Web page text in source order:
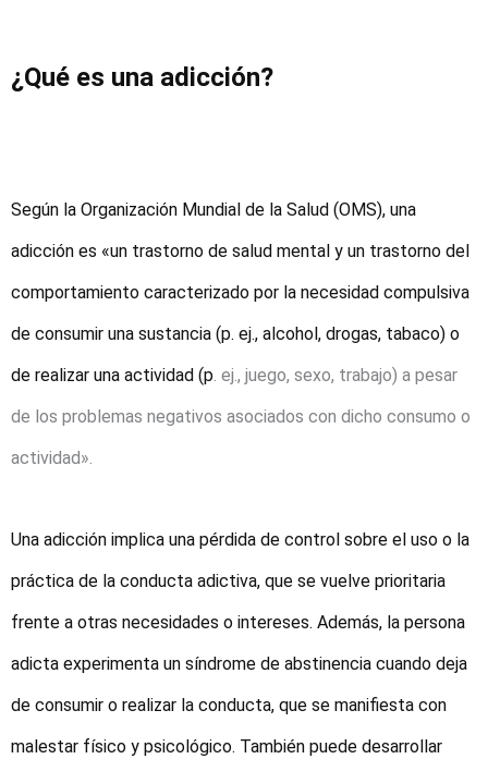
¿Qué es una adicción?
Según la Organización Mundial de la Salud (OMS), una
adicción es «un trastorno de salud mental y un trastorno del
comportamiento caracterizado por la necesidad compulsiva
de consumir una sustancia (p. ej., alcohol, drogas, tabaco) o
de realizar una actividad (p. ej., juego, sexo, trabajo) a pesar
de los problemas negativos asociados con dicho consumo o
actividad».
Una adicción implica una pérdida de control sobre el uso o la
práctica de la conducta adictiva, que se vuelve prioritaria
frente a otras necesidades o intereses. Además, la persona
adicta experimenta un síndrome de abstinencia cuando deja
de consumir o realizar la conducta, que se manifiesta con
malestar físico y psicológico. También puede desarrollar